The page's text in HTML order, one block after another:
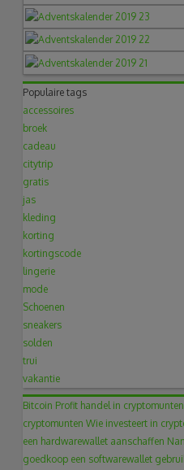
Populaire tags
accessoires
broek
cadeau
citytrip
gratis
jas
kleding
korting
kortingscode
lingerie
mode
Schoenen
sneakers
solden
trui
vakantie
Bitcoin Profit handel in cryptomunten
cryptomunten Wie investeert in
een hardwarewallet aanschaffen
goedkoop een softwarewallet